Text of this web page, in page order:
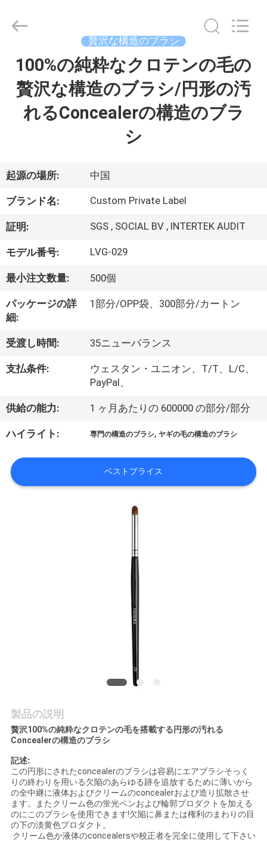
家
ク
ト
私
達
つ
い
て
工
場
行
POLICY
2017
Chanmy
Cosmetics
Rights
贅沢な構造のブラシ
100%の純粋なクロテンの毛の
贅沢な構造のブラシ/円形の汚
れるConcealerの構造のブラ
シ
起源の場所: 中国
ブランド名: Custom Private Label
証明: SGS , SOCIAL BV , INTERTEK AUDIT
モデル番号: LVG-029
最小注文数量: 500個
パッケージの詳
細:
1部分/OPP袋、300部分/カートン
受渡し時間: 35ニューバランス
支払条件:
ウェスタン・ユニオン、T/T、L/C、
PayPal、
供給の能力: 1 ヶ月あたりの 600000 の部分/部分
ハイライト: 専門の構造のブラシ,ヤギの毛の構造のブラシ
ベストプライス
製品の説明
贅沢100%の純粋なクロテンの毛を搭載する円形の汚れる
Concealerの構造のブラシ
記述:
この円形にされたconcealerのブラシは容易にエアブラシそっく
りの終わりを用いる欠陥のあらゆる跡を追放するために薄いから
の全中継に液体およびクリームのconcealerおよび造り拡散させ
ます。またクリーム色の蛍光ペンおよび輪郭プロダクトを加える
のにこのブラシを使用できます!欠陥に鼻または権利のまわりの目
の下の淡黄色プロダクト。
·クリーム色か液体のconcealersや校正者を完全に使用して下さい